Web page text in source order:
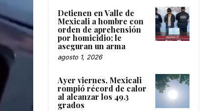
Detienen en Valle de
Mexicali a hombre con
orden de aprehensión
por homicidio; le
aseguran un arma
agosto 1, 2026
Ayer viernes, Mexicali
rompió récord de calor
al alcanzar los 49.3
grados